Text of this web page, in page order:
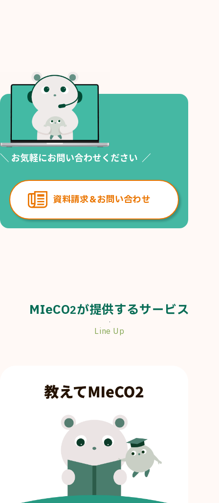
資料請求＆お問い合わせ
MIeCO2が提供するサービス